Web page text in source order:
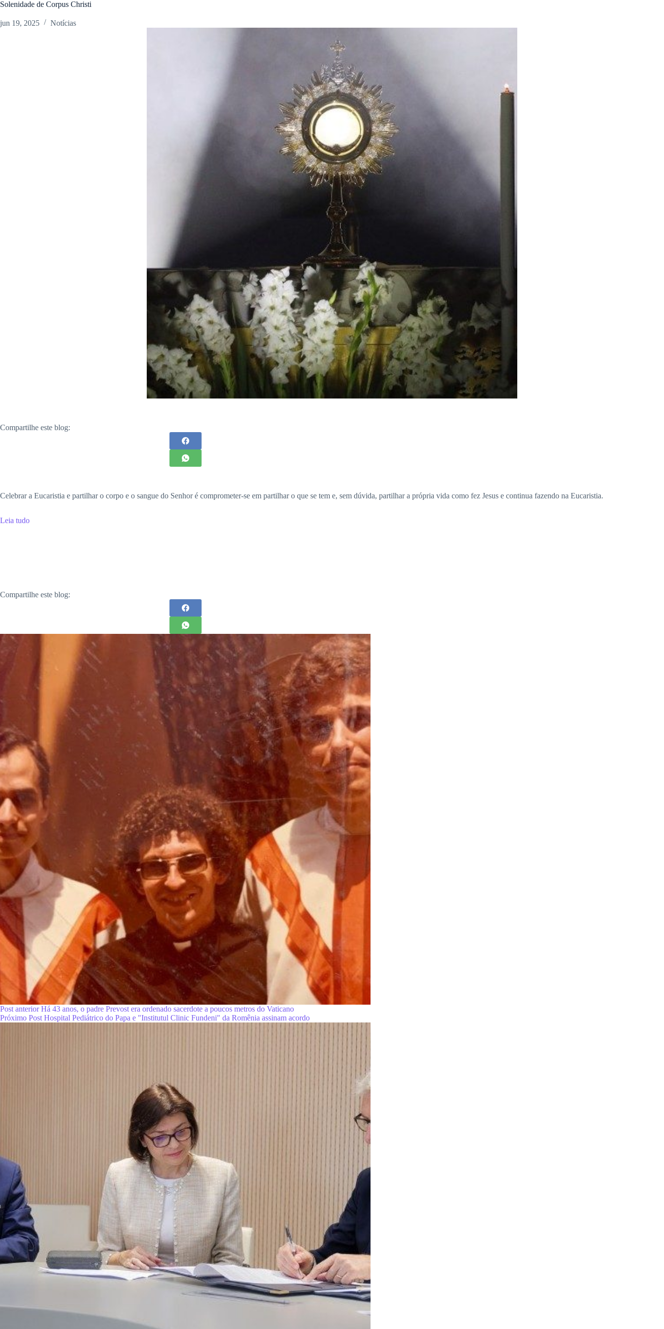
Solenidade de Corpus Christi
jun 19, 2025 Notícias
Compartilhe este blog:
Celebrar a Eucaristia e partilhar o corpo e o sangue do Senhor é comprometer-se em partilhar o que se tem e, sem dúvida, partilhar a própria vida como fez Jesus e continua fazendo na Eucaristia.
Leia tudo
Compartilhe este blog:
Post anteriorHá 43 anos, o padre Prevost era ordenado sacerdote a poucos metros do Vaticano
Próximo Post Hospital Pediátrico do Papa e "Institutul Clinic Fundeni" da Romênia assinam acordo